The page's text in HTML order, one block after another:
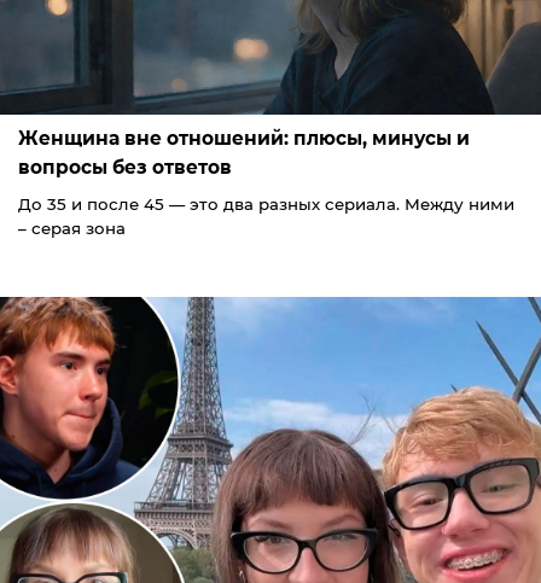
Женщина вне отношений: плюсы, минусы и
вопросы без ответов
До 35 и после 45 — это два разных сериала. Между ними
– серая зона